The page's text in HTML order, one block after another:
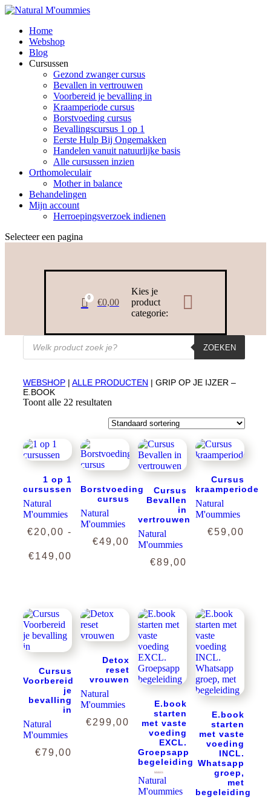
Home
Webshop
Blog
Cursussen
Gezond zwanger cursus
Bevallen in vertrouwen
Voorbereid je bevalling in
Kraamperiode cursus
Borstvoeding cursus
Bevallingscursus 1 op 1
Eerste Hulp Bij Ongemakken
Handelen vanuit natuurlijke basis
Alle cursussen inzien
Orthomoleculair
Mother in balance
Behandelingen
Mijn account
Herroepingsverzoek indienen
Selecteer een pagina
0 €0,00
Kies je
product
categorie:

Producten
zoeken
ZOEKEN
WEBSHOP | ALLE PRODUCTEN | GRIP OP JE IJZER –
E.BOOK
Toont alle 22 resultaten
1 op 1
cursussen
Natural
M'oummies
€20,00 -
€149,00
€149,00
Borstvoeding
cursus
Natural
M'oummies
€49,00
Cursus
Bevallen
in
vertrouwen
Natural
M'oummies
€89,00
Cursus
kraamperiode
Natural
M'oummies
€59,00
Cursus
Voorbereid
je
bevalling
in
Natural
M'oummies
€79,00
Detox
reset
vrouwen
Natural
M'oummies
€299,00
E.book
starten
met vaste
voeding
EXCL.
Groepsapp
begeleiding
Gewaardeerd
5.00
uit 5
Natural
M'oummies
E.book
starten
met vaste
voeding
INCL.
Whatsapp
groep,
met
begeleiding